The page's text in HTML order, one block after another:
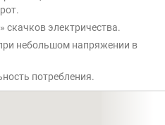
скачков электричества.
небольшом напряжении в
потребления.